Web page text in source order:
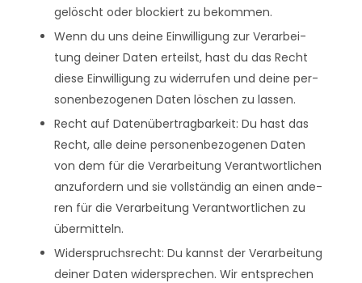
gelöscht oder blockiert zu bekommen.
Wenn du uns dei­ne Ein­wil­li­gung zur Ver­ar­bei­
tung dei­ner Daten erteilst, hast du das Recht
die­se Ein­wil­li­gung zu wider­ru­fen und dei­ne per­
so­nen­be­zo­ge­nen Daten löschen zu lassen.
Recht auf Daten­über­trag­bar­keit: Du hast das
Recht, alle dei­ne per­so­nen­be­zo­ge­nen Daten
von dem für die Ver­ar­bei­tung Ver­ant­wort­li­chen
anzu­for­dern und sie voll­stän­dig an einen ande­
ren für die Ver­ar­bei­tung Ver­ant­wort­li­chen zu
übermitteln.
Wider­spruchs­recht: Du kannst der Ver­ar­bei­tung
dei­ner Daten wider­spre­chen. Wir ent­spre­chen